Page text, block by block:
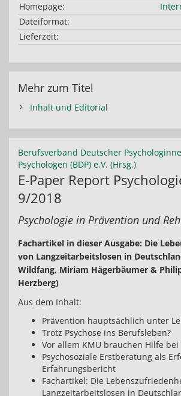
Homepage:
Dateiformat:
Lieferzeit:
Mehr zum Titel
Inhalt und Editorial
Berufsverband Deutscher
Psychologen (BDP) e.V. (Hrsg.)
E-Paper Report
9/2018
Psychologie in Prävention und
Fachartikel in dieser Ausgabe: Die
von Langzeitarbeitslosen in
Wildfang, Miriam Hägerbäumer &
Herzberg)
Aus dem Inhalt:
Prävention hauptsächlich unter
Trotz Psychose ins Berufsleben?
Vor allem KMU brauchen Hilfe bei
Psychosoziale Erstberatung als
Erfahrungsbericht
Fachartikel: Die
Langzeitarbeitslosen in